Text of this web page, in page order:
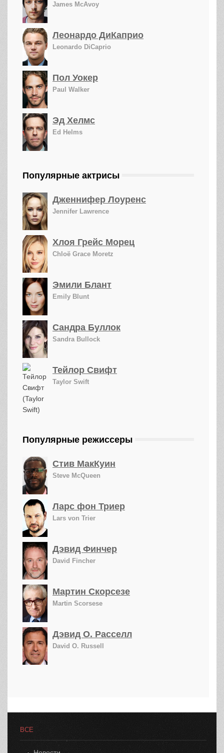
James McAvoy
Леонардо ДиКаприо
Leonardo DiCaprio
Пол Уокер
Paul Walker
Эд Хелмс
Ed Helms
Популярные актрисы
Дженнифер Лоуренс
Jennifer Lawrence
Хлоя Грейс Морец
Chloë Grace Moretz
Эмили Блант
Emily Blunt
Сандра Буллок
Sandra Bullock
Тейлор Свифт
Taylor Swift
Популярные режиссеры
Стив МакКуин
Steve McQueen
Ларс фон Триер
Lars von Trier
Дэвид Финчер
David Fincher
Мартин Скорсезе
Martin Scorsese
Дэвид О. Расселл
David O. Russell
ВСЕ